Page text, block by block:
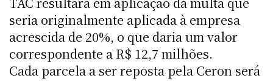
seria originalmente aplicada à empresa
acrescida de 20%, o que daria um valor
correspondente a R$ 12,7 milhões.
Cada parcela a ser reposta pela Ceron será